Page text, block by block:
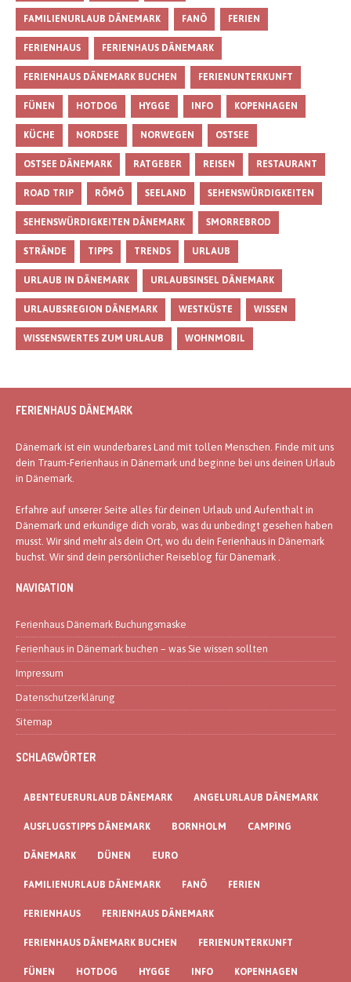
FAMILIENURLAUB DÄNEMARK FANÖ FERIEN
FERIENHAUS FERIENHAUS DÄNEMARK
FERIENHAUS DÄNEMARK BUCHEN FERIENUNTERKUNFT
FÜNEN HOTDOG HYGGE INFO KOPENHAGEN
KÜCHE NORDSEE NORWEGEN OSTSEE
OSTSEE DÄNEMARK RATGEBER REISEN RESTAURANT
ROAD TRIP RÖMÖ SEELAND SEHENSWÜRDIGKEITEN
SEHENSWÜRDIGKEITEN DÄNEMARK SMORREBROD
STRÄNDE TIPPS TRENDS URLAUB
URLAUB IN DÄNEMARK URLAUBSINSEL DÄNEMARK
URLAUBSREGION DÄNEMARK WESTKÜSTE WISSEN
WISSENSWERTES ZUM URLAUB WOHNMOBIL
FERIENHAUS DÄNEMARK
Dänemark ist ein wunderbares Land mit tollen Menschen. Finde mit uns
dein Traum-Ferienhaus in Dänemark und beginne bei uns deinen Urlaub
in Dänemark.
Erfahre auf unserer Seite alles für deinen Urlaub und Aufenthalt in
Dänemark und erkundige dich vorab, was du unbedingt gesehen haben
musst. Wir sind mehr als dein Ort, wo du dein Ferienhaus in Dänemark
buchst. Wir sind dein persönlicher Reiseblog für Dänemark .
NAVIGATION
Ferienhaus Dänemark Buchungsmaske
Ferienhaus in Dänemark buchen – was Sie wissen sollten
Impressum
Datenschutzerklärung
Sitemap
SCHLAGWÖRTER
ABENTEUERURLAUB DÄNEMARK ANGELURLAUB DÄNEMARK
AUSFLUGSTIPPS DÄNEMARK BORNHOLM CAMPING
DÄNEMARK DÜNEN EURO
FAMILIENURLAUB DÄNEMARK FANÖ FERIEN
FERIENHAUS FERIENHAUS DÄNEMARK
FERIENHAUS DÄNEMARK BUCHEN FERIENUNTERKUNFT
FÜNEN HOTDOG HYGGE INFO KOPENHAGEN